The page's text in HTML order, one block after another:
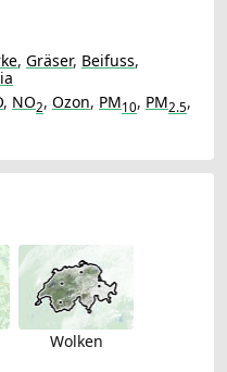
, Gräser, Beifuss,
, NO2, Ozon, PM10, PM2.5,
Wolken